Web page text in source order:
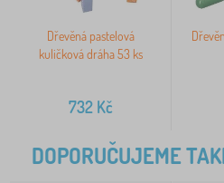
Dřevěná pastelová
kuličková dráha 53 ks
732Kč
DOPORUČUJEME